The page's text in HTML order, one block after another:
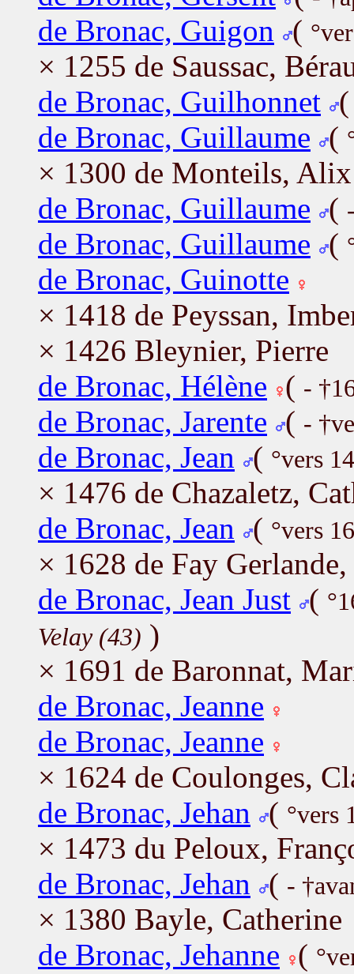
de Bronac, Guigon (
× 1255 de Saussac,
de Bronac, Guilhonnet
de Bronac, Guillaume (
× 1300 de Monteils, Alix
de Bronac, Guillaume (
de Bronac, Guillaume (
de Bronac, Guinotte
× 1418 de Peyssan,
× 1426 Bleynier, Pierre
de Bronac, Hélène ( -
de Bronac, Jarente ( -
de Bronac, Jean ( °vers
× 1476 de Chazaletz,
de Bronac, Jean
( °vers
× 1628 de Fay
de Bronac, Jean Just (
Velay (43) )
× 1691 de Baronnat,
de Bronac, Jeanne
de Bronac, Jeanne
× 1624 de Coulonges,
de Bronac, Jehan
( °vers
× 1473 du Peloux,
de Bronac, Jehan
( -
× 1380 Bayle, Catherine
de Bronac, Jehanne (